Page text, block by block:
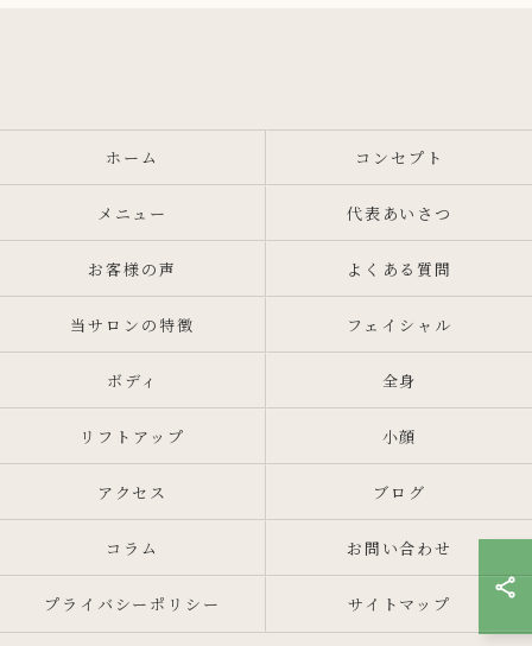
ホーム コンセプト
メニュー 代表あいさつ
お客様の声 よくある質問
当サロンの特徴 フェイシャル
ボディ 全身
リフトアップ 小顔
アクセス ブログ
コラム お問い合わせ
プライバシーポリシー サイトマップ